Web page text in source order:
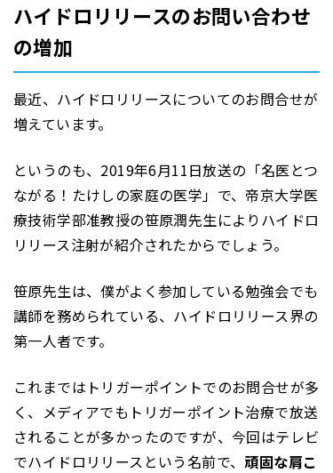
ハイドロリリースのお問い合わせ
の増加
最近、ハイドロリリースについてのお問合せが
増えています。
というのも、2019年6月11日放送の「名医とつ
ながる！たけしの家庭の医学」で、帝京大学医
療技術学部准教授の笹原潤先生によりハイドロ
リリース注射が紹介されたからでしょう。
笹原先生は、僕がよく参加している勉強会でも
講師を務められている、ハイドロリリース界の
第一人者です。
これまではトリガーポイントでのお問合せが多
く、メディアでもトリガーポイント治療で放送
されることが多かったのですが、今回はテレビ
でハイドロリリースという名前で、頑固な肩こ